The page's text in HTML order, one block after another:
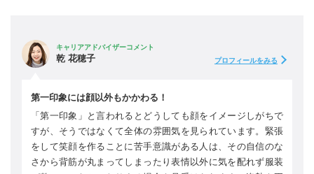
キャリアアドバイザーコメント
乾 花穂子 プロフィールをみる
第一印象には顔以外もかかわる！
「第一印象」と言われるとどうしても顔をイメージしがちで
すが、そうではなくて全体の雰囲気を見られています。緊張
をして笑顔を作ることに苦手意識がある人は、その自信のな
さから背筋が丸まってしまったり表情以外に気を配れず服装